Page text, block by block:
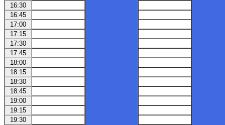
16:30
16:45
17:00
17:15
17:30
17:45
18:00
18:15
18:30
18:45
19:00
19:15
19:30